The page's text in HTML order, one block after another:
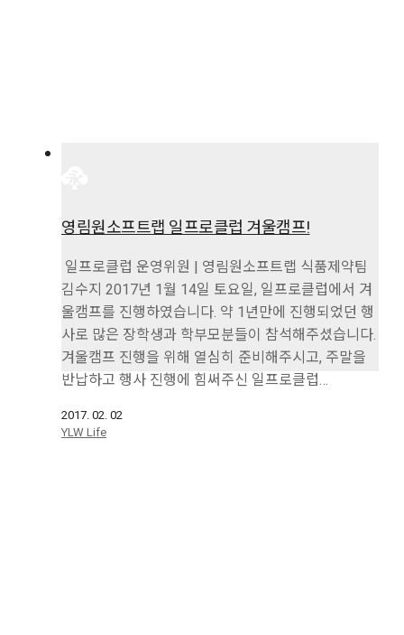
영림원소프트랩 일프로클럽 겨울캠프!
일프로클럽 운영위원 | 영림원소프트랩 식품제약팀
김수지 2017년 1월 14일 토요일, 일프로클럽에서 겨
울캠프를 진행하였습니다. 약 1년만에 진행되었던 행
사로 많은 장학생과 학부모분들이 참석해주셨습니다.
겨울캠프 진행을 위해 열심히 준비해주시고, 주말을
반납하고 행사 진행에 힘써주신 일프로클럽…
2017. 02. 02
YLW Life